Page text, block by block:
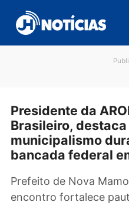
para
conteúdo
Presidente da
Brasileiro,
municipalismo
Prefeito de Nova